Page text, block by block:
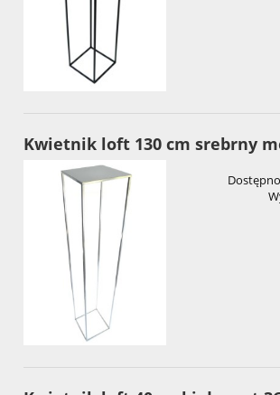
Kwietnik loft 130 cm srebrny